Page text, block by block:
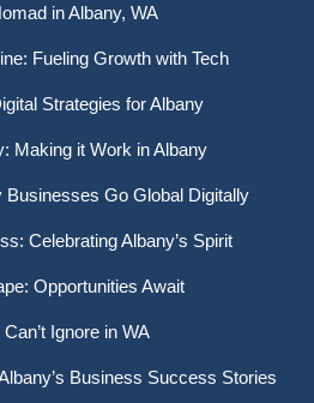
in Albany, WA
Fueling Growth with Tech
Strategies for Albany
Making it Work in Albany
Businesses Go Global Digitally
Celebrating Albany’s Spirit
Opportunities Await
Ignore in WA
Business Success Stories